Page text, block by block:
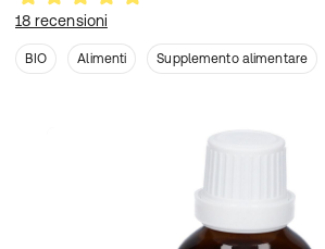
18 recensioni
BIO Alimenti Supplemento alimentare